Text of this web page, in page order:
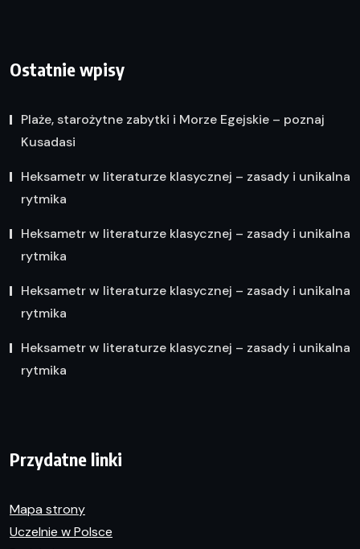
Ostatnie wpisy
Plaże, starożytne zabytki i Morze Egejskie – poznaj
Kusadasi
Heksametr w literaturze klasycznej – zasady i unikalna
rytmika
Heksametr w literaturze klasycznej – zasady i unikalna
rytmika
Heksametr w literaturze klasycznej – zasady i unikalna
rytmika
Heksametr w literaturze klasycznej – zasady i unikalna
rytmika
Przydatne linki
Mapa strony
Uczelnie w Polsce